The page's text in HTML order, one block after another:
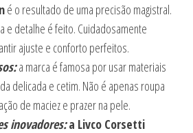
é o resultado de uma precisão magistral.
e detalhe é feito. Cuidadosamente
ajuste e conforto perfeitos.
a marca é famosa por usar materiais
delicada e cetim. Não é apenas roupa
de maciez e prazer na pele.
inovadores:a Livco Corsetti